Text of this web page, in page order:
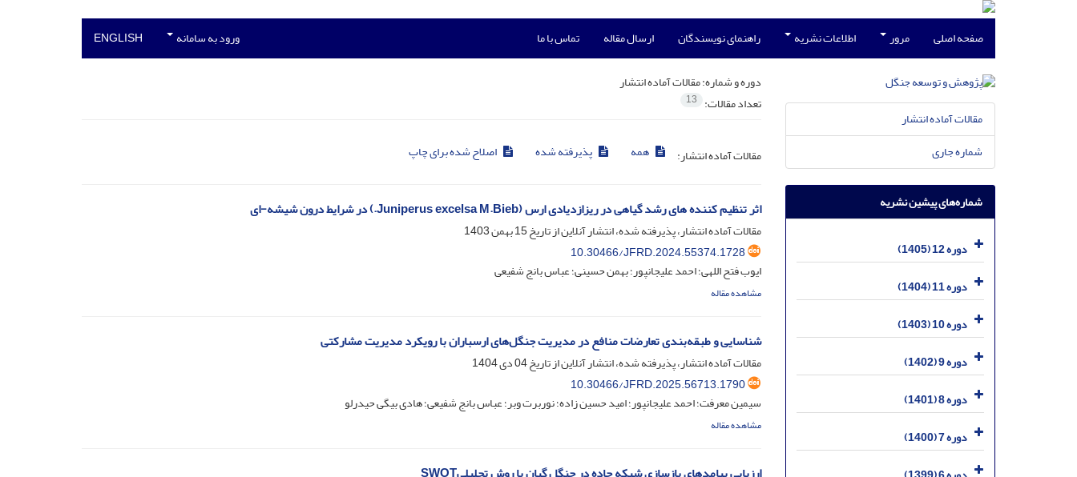
صفحه اصلی مرور اطلاعات نشریه راهنمای نویسندگان ارسال مقاله تماس با ما ورود به سامانه ENGLISH
دوره و شماره:مقالات آماده انتشار
تعداد مقالات: 13
مقالات آماده انتشار: همه پذیرفته شده اصلاح شده برای چاپ
اثر تنظیم کننده های رشد گیاهی در ریزازدیادی ارس (Juniperus excelsa M.Bieb.) در شرایط درون شیشه-ای
مقالات آماده انتشار، پذیرفته شده، انتشار آنلاین از تاریخ15 بهمن 1403
10.30466/JFRD.2024.55374.1728
ایوب فتح اللهی؛ احمد علیجانپور؛ بهمن حسینی؛ عباس بانج شفیعی
مشاهده مقاله
شناسایی و طبقه‌بندی تعارضات منافع در مدیریت جنگل‌های ارسباران با رویکرد مدیریت مشارکتی
مقالات آماده انتشار، پذیرفته شده، انتشار آنلاین از تاریخ04 دی 1404
10.30466/JFRD.2025.56713.1790
سیمین معرفت؛ احمد علیجانپور؛ امید حسین زاده؛ نوربرت وبر؛ عباس بانج شفیعی؛ هادی بیگی حیدرلو
مشاهده مقاله
مقالات آماده انتشار
شماره جاری
شماره‌های پیشین نشریه
دوره 12 (1405)
دوره 11 (1404)
دوره 10 (1403)
دوره 9 (1402)
دوره 8 (1401)
دوره 7 (1400)